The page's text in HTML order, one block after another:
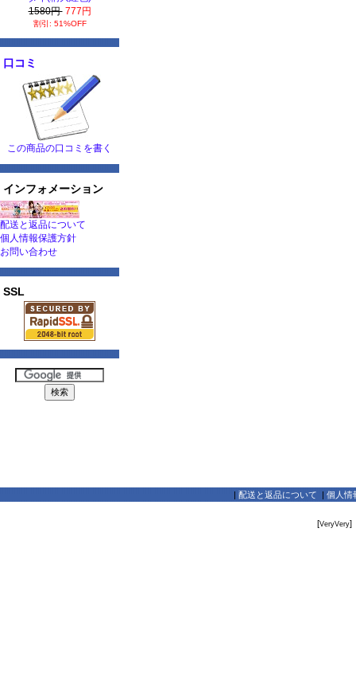
1580円 777円
割引: 51%OFF
口コミ
この商品の口コミを書く
インフォメーション
配送と返品について
個人情報保護方針
お問い合わせ
SSL
| 配送と返品について | 個人情
[VeryVery]